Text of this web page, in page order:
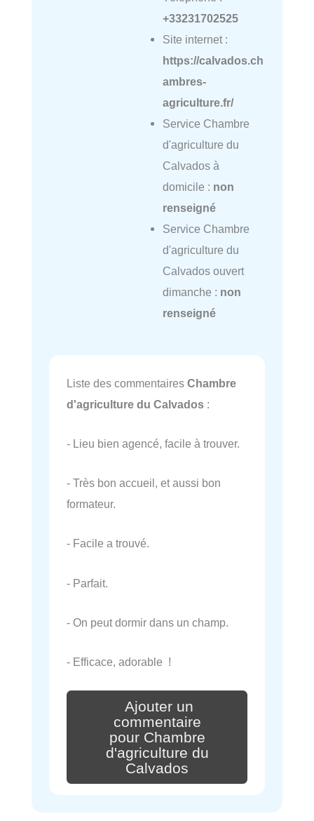
+33231702525
Site internet :
https://calvados.ch
ambres-
agriculture.fr/
Service Chambre
d'agriculture du
Calvados à
domicile : non
renseigné
Service Chambre
d'agriculture du
Calvados ouvert
dimanche : non
renseigné
Liste des commentaires Chambre
d'agriculture du Calvados :
- Lieu bien agencé, facile à trouver.
- Très bon accueil, et aussi bon
formateur.
- Facile a trouvé.
- Parfait.
- On peut dormir dans un champ.
- Efficace, adorable !
Ajouter un
commentaire
pour Chambre
d'agriculture du
Calvados